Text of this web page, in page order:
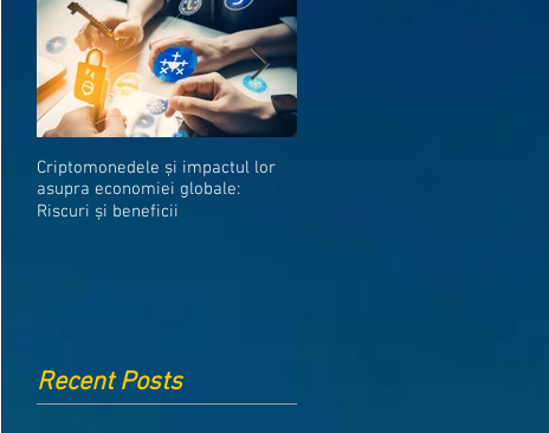
Criptomonedele și impactul lor
asupra economiei globale:
Riscuri și beneficii
Recent Posts